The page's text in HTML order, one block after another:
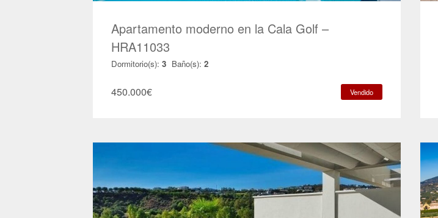
Apartamento moderno en la Cala Golf –
HRA11033
Dormitorio(s): 3 Baño(s): 2
450.000€ Vendido